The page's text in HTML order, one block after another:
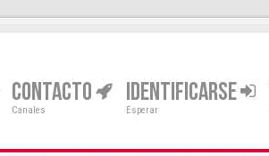
CONTACTO
Canales
IDENTIFICARSE
Esperar